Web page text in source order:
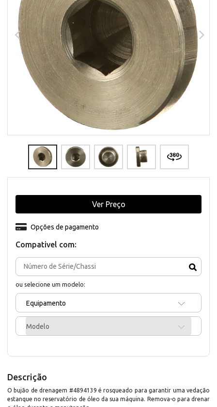
Compativel com:
ou selecione um modelo:
Equipamento
Modelo
Opções de pagamento
Ver Preço
Descrição
O bujão de drenagem #4894139 é rosqueado para garantir uma vedação
estanque no reservatório de óleo da sua máquina. Remova-o para drenar